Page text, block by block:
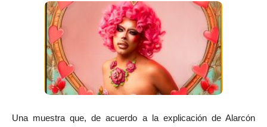
Una muestra que, de acuerdo a la explicación de Alarcón